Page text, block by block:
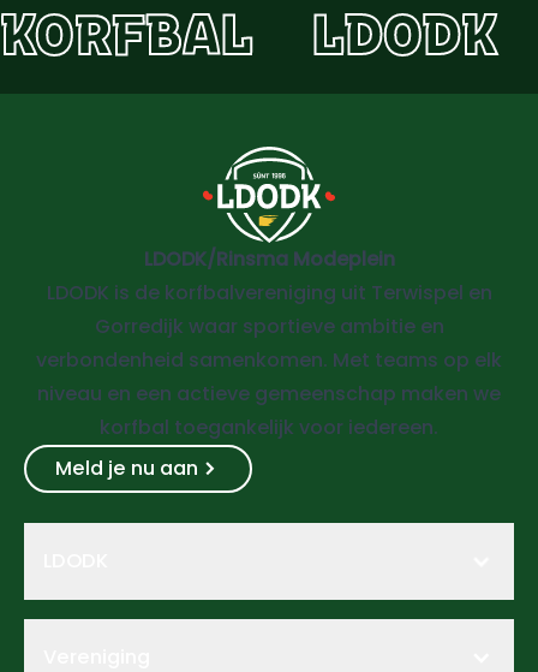
KORFBAL LDODK
LDODK/Rinsma Modeplein
LDODK is de korfbalvereniging uit Terwispel en
Gorredijk waar sportieve ambitie en
verbondenheid samenkomen. Met teams op elk
niveau en een actieve gemeenschap maken we
korfbal toegankelijk voor iedereen.
Meld je nu aan